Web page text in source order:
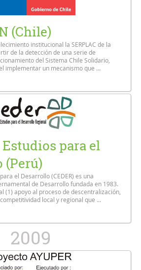
(Chile)
institucional la SERPLAC de la
de la detección de una serie de
del Sistema Chile Solidario,
implementar un mecanismo que ...
para el
(Perú)
el Desarrollo (CEDER) es una
de Desarrollo fundada en 1983.
(1) apoyo al proceso de descentralización,
local y regional que ...
2009